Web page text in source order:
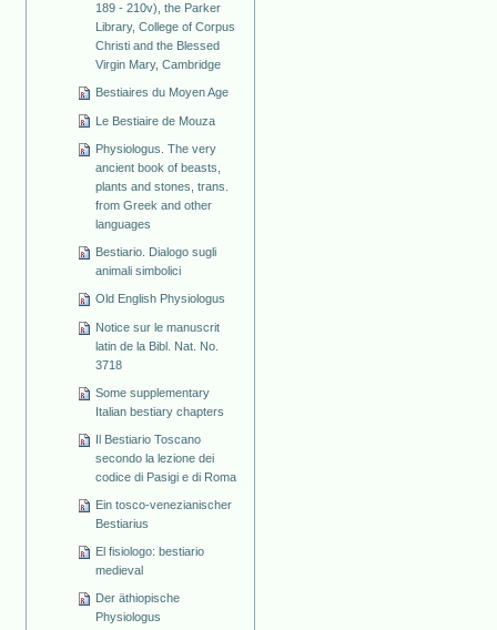
189 - 210v), the Parker
Library, College of Corpus
Christi and the Blessed
Virgin Mary, Cambridge
Bestiaires du Moyen Age
Le Bestiaire de Mouza
Physiologus. The very
ancient book of beasts,
plants and stones, trans.
from Greek and other
languages
Bestiario. Dialogo sugli
animali simbolici
Old English Physiologus
Notice sur le manuscrit
latin de la Bibl. Nat. No.
3718
Some supplementary
Italian bestiary chapters
Il Bestiario Toscano
secondo la lezione dei
codice di Pasigi e di Roma
Ein tosco-venezianischer
Bestiarius
El fisiologo: bestiario
medieval
Der äthiopische
Physiologus